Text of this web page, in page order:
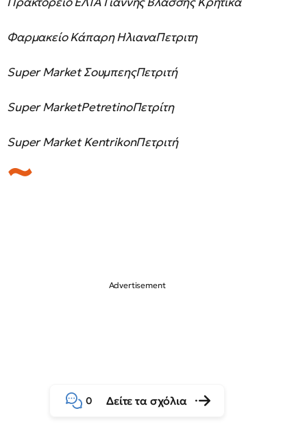
Φαρμακείο Κάπαρη ΗλιαναΠετριτη
Super Market ΣουμπεηςΠετριτή
Super MarketPetretinoΠετρίτη
Super Market KentrikonΠετριτή
0 Δείτε τα σχόλια